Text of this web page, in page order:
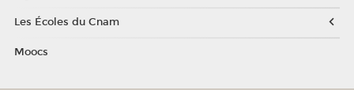
Les Écoles du Cnam
Moocs